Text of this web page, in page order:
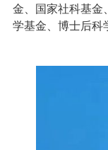
金、国家社科基金
学基金、博士后科